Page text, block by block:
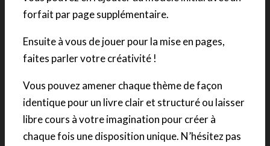
forfait par page supplémentaire.
Ensuite à vous de jouer pour la mise en pages,
faites parler votre créativité !
Vous pouvez amener chaque thème de façon
identique pour un livre clair et structuré ou laisser
libre cours à votre imagination pour créer à
chaque fois une disposition unique. N’hésitez pas